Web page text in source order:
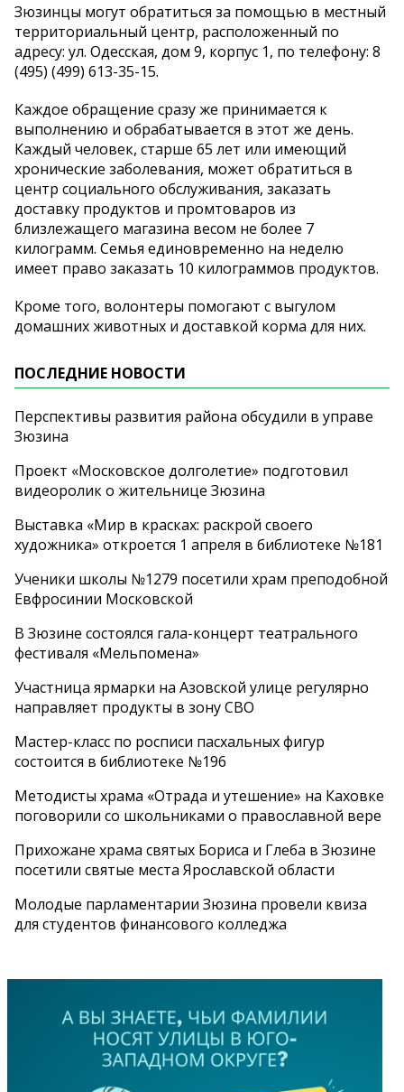
Зюзинцы могут обратиться за помощью в местный
территориальный центр, расположенный по
адресу: ул. Одесская, дом 9, корпус 1, по телефону: 8
(495) (499) 613-35-15.
Каждое обращение сразу же принимается к
выполнению и обрабатывается в этот же день.
Каждый человек, старше 65 лет или имеющий
хронические заболевания, может обратиться в
центр социального обслуживания, заказать
доставку продуктов и промтоваров из
близлежащего магазина весом не более 7
килограмм. Семья единовременно на неделю
имеет право заказать 10 килограммов продуктов.
Кроме того, волонтеры помогают с выгулом
домашних животных и доставкой корма для них.
ПОСЛЕДНИЕ НОВОСТИ
Перспективы развития района обсудили в управе
Зюзина
Проект «Московское долголетие» подготовил
видеоролик о жительнице Зюзина
Выставка «Мир в красках: раскрой своего
художника» откроется 1 апреля в библиотеке №181
Ученики школы №1279 посетили храм преподобной
Евфросинии Московской
В Зюзине состоялся гала-концерт театрального
фестиваля «Мельпомена»
Участница ярмарки на Азовской улице регулярно
направляет продукты в зону СВО
Мастер-класс по росписи пасхальных фигур
состоится в библиотеке №196
Методисты храма «Отрада и утешение» на Каховке
поговорили со школьниками о православной вере
Прихожане храма святых Бориса и Глеба в Зюзине
посетили святые места Ярославской области
Молодые парламентарии Зюзина провели квиза
для студентов финансового колледжа